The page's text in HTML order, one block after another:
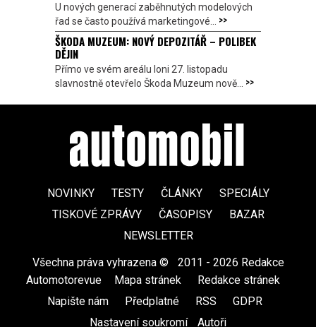
U nových generací zaběhnutých modelových
řad se často používá marketingové... >>
ŠKODA MUZEUM: NOVÝ DEPOZITÁŘ – POLIBEK
DĚJIN
Přímo ve svém areálu loni 27. listopadu
slavnostně otevřelo Škoda Muzeum nově... >>
NOVINKY TESTY ČLÁNKY
SPECIÁLY
TISKOVÉ ZPRÁVY
ČASOPISY
BAZAR
NEWSLETTER
Všechna práva vyhrazena ©
2011 - 2026 Redakce
Automotorevue
Mapa stránek Redakce stránek
Napište nám
Předplatné RSS GDPR
Nastavení soukromí
Autoři